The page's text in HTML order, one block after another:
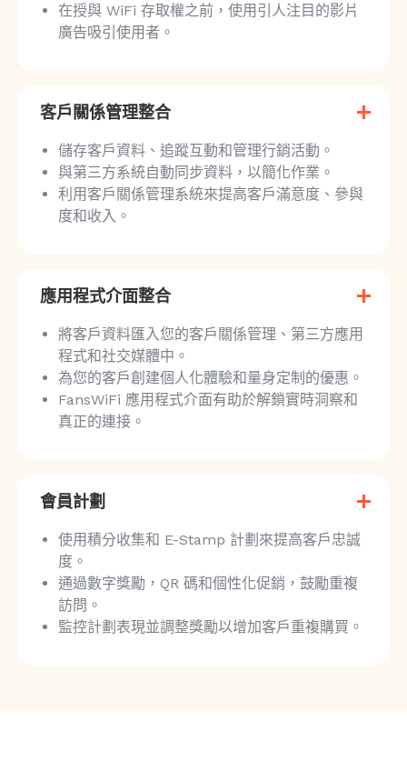
在授與 WiFi 存取權之前，使用引人注目的影片
廣告吸引使用者。
客戶關係管理整合
儲存客戶資料、追蹤互動和管理行銷活動。
與第三方系統自動同步資料，以簡化作業。
利用客戶關係管理系統來提高客戶滿意度、參與
度和收入。
應用程式介面整合
將客戶資料匯入您的客戶關係管理、第三方應用
程式和社交媒體中。
為您的客戶創建個人化體驗和量身定制的優惠。
FansWiFi 應用程式介面有助於解鎖實時洞察和
真正的連接。
會員計劃
使用積分收集和 E-Stamp 計劃來提高客戶忠誠
度。
通過數字獎勵，QR 碼和個性化促銷，鼓勵重複
訪問。
監控計劃表現並調整獎勵以增加客戶重複購買。